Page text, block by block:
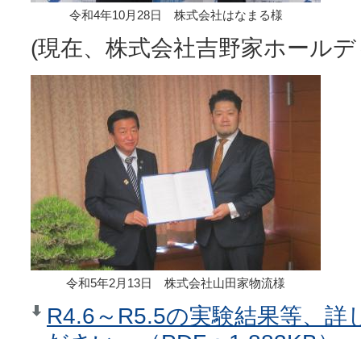
令和4年10月28日 株式会社はなまる様
(現在、株式会社吉野家ホール
令和5年2月13日 株式会社山田家物流様
R4.6～R5.5の実験結果等、